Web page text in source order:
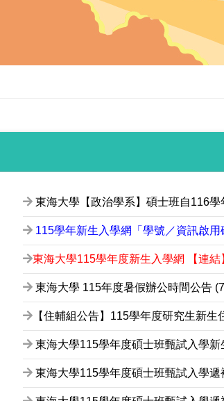
東海大學【政治學系】碩士班自116
115學年新生入學網「學號／資訊啟用
東海大學115學年度新生入學網 【連結
東海大學 115年度暑假辦公時間公告
【住輔組公告】115學年度研究生新
東海大學115學年度碩士班甄試入學
東海大學115學年度碩士班甄試入學